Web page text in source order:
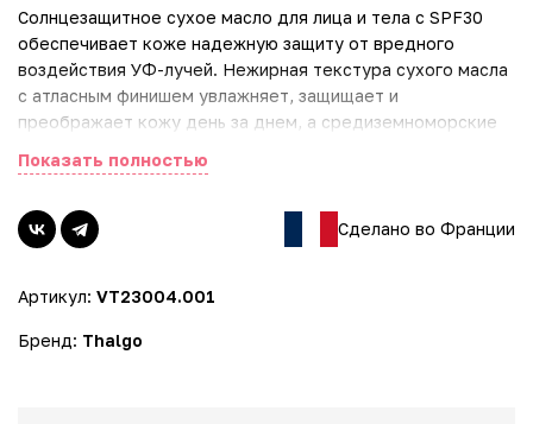
Солнцезащитное сухое масло для лица и тела с SPF30
обеспечивает коже надежную защиту от вредного
воздействия УФ-лучей. Нежирная текстура сухого масла
с атласным финишем увлажняет, защищает и
преображает кожу день за днем, а средиземноморские
усиливают антивозрастное действие. Защищайте кожу
цветочным ароматом монои.
Дополнительное преимущество продукта: можно также
Комплекс чистых органических фильтров нового
поколения
Защитное действие
Показать полностью
Сделано во Франции
Артикул: VT23004.001
Бренд: Thalgo